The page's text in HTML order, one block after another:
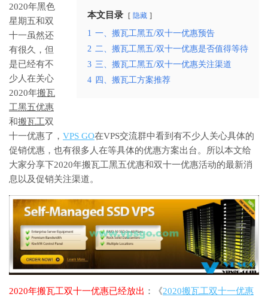
本文目录 隐藏
1 一、搬瓦工黑五/双十一优惠预告
2 二、搬瓦工黑五/双十一优惠是否值得等待
3 三、搬瓦工黑五/双十一优惠关注渠道
4 四、搬瓦工方案推荐
2020年黑色
星期五和双
十一虽然还
有很久，但
是已经有不
少人在关心
2020年搬瓦
工黑五优惠
和搬瓦工双
十一优惠了， VPS GO在VPS交流群中看到有不少人关心具体的
促销优惠，也有很多人在等具体的优惠方案出台。所以本文给
大家分享下2020年搬瓦工黑五优惠和双十一优惠活动的最新消
息以及促销关注渠道。
2020年搬瓦工双十一优惠已经放出 ：《2020搬瓦工双十一优惠